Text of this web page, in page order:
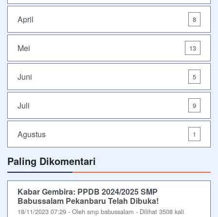
April 8
Mei 13
Juni 5
Juli 9
Agustus 1
Paling Dikomentari
Kabar Gembira: PPDB 2024/2025 SMP
Babussalam Pekanbaru Telah Dibuka!
18/11/2023 07:29 - Oleh smp babussalam - Dilihat 3508 kali